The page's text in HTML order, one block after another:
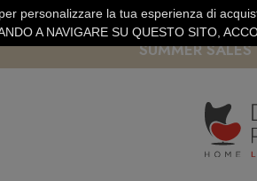
SOPRA 99 EURO PAGAMENTO
SUMMER
personalizzare la tua esperienza di
A NAVIGARE SU QUESTO SITO,